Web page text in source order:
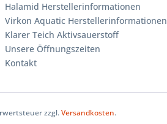
Halamid Herstellerinformationen
Virkon Aquatic Herstellerinformationen
Klarer Teich Aktivsauerstoff
Unsere Öffnungszeiten
Kontakt
zzgl.Versandkosten.